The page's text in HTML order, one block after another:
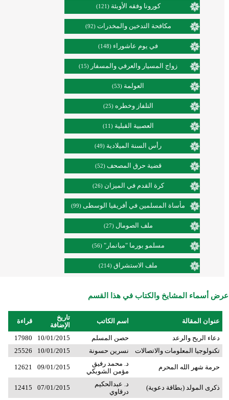
كورونا وفقه الأوبئة (121)
مكافحة التدخين والمخدرات (92)
في يوم عاشوراء (148)
زواج المسيار والعرفي والمسفار (15)
العولمة (53)
التلفاز وخطره (25)
العصبية القبلية (11)
رأس السنة الميلادية (49)
قضية حرق المصحف (52)
كرة القدم في الميزان (26)
مأساة المسلمين في أفريقيا الوسطى (99)
ملف الصومال (27)
مسلمو بورما "ميانمار" (56)
ملف الاستشراق (214)
عرض أسماء المشايخ والكتاب في هذا القسم
عنوان المقالة اسم الكاتب
تاريخ
الإضافة
قراءة
دعاء الريح والرعد حصن المسلم 10/01/2015
17980
تكنولوجيا المعلومات والاتصالات
نسرين حسونة 10/01/2015
25526
حرمة شهر الله المحرم
د. محمد رفيق
مؤمن الشوبكي
09/01/2015
12621
ذكرى المولد (بطاقة دعوية)
د. عبدالحكيم
درقاوي
07/01/2015
12415